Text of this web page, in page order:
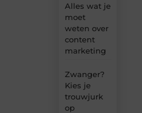
Alles wat je
moet
weten over
content
marketing
Zwanger?
Kies je
trouwjurk
op